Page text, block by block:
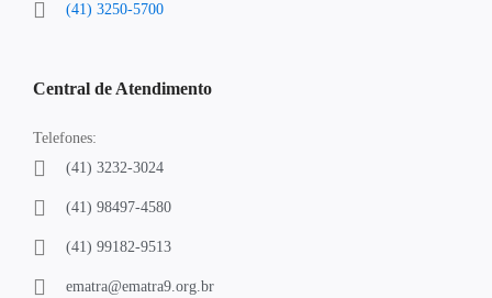
(41) 3250-5700
Central de Atendimento
Telefones:
(41) 3232-3024
(41) 98497-4580
(41) 99182-9513
ematra@ematra9.org.br